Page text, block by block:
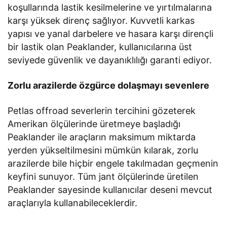
koşullarında lastik kesilmelerine ve yırtılmalarına
karşı yüksek direnç sağlıyor. Kuvvetli karkas
yapısı ve yanal darbelere ve hasara karşı dirençli
bir lastik olan Peaklander, kullanıcılarına üst
seviyede güvenlik ve dayanıklılığı garanti ediyor.
Zorlu arazilerde özgürce dolaşmayı sevenlere
Petlas offroad severlerin tercihini gözeterek
Amerikan ölçülerinde üretmeye başladığı
Peaklander ile araçların maksimum miktarda
yerden yükseltilmesini mümkün kılarak, zorlu
arazilerde bile hiçbir engele takılmadan geçmenin
keyfini sunuyor. Tüm jant ölçülerinde üretilen
Peaklander sayesinde kullanıcılar deseni mevcut
araçlarıyla kullanabileceklerdir.